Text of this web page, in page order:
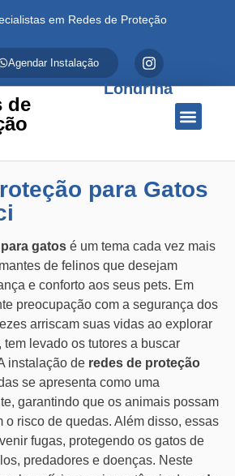
em Redes de Proteção
Agendar Instalação
de
Londrina
para Gatos
gatos é um tema cada vez mais
de felinos que desejam
e conforto aos seus pets. Em
preocupação com a segurança dos
arriscam suas vidas ao explorar
tem levado os tutores a buscar
instalação de redes de proteção
se apresenta como uma
garantindo que os animais possam
o risco de quedas. Além disso, essas
fugas, protegendo os gatos de
predadores e doenças. Neste